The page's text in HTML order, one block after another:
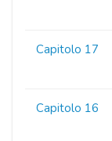
Capitolo 17
Capitolo 16